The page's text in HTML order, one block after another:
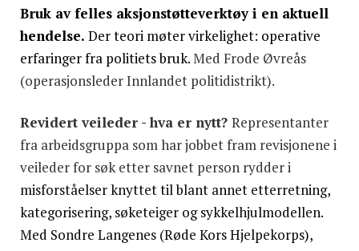
Bruk av felles aksjonstøtteverktøy i en aktuell
hendelse. Der teori møter virkelighet: operative
erfaringer fra politiets bruk.Med Frode Øvreås
(operasjonsleder Innlandet politidistrikt).
Revidert veileder - hva er nytt? Representanter
fra arbeidsgruppa som har jobbet fram revisjonene i
veileder for søk etter savnet person rydder i
misforståelser knyttet til blant annet etterretning,
kategorisering, søketeiger og sykkelhjulmodellen.
Med Sondre Langenes (Røde Kors Hjelpekorps),